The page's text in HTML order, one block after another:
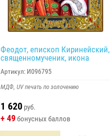
Феодот, епископ Киринейский,
священномученик, икона
Артикул:И096795
МДФ, UV печать по золочению
1 620руб.
+ 49бонусных баллов